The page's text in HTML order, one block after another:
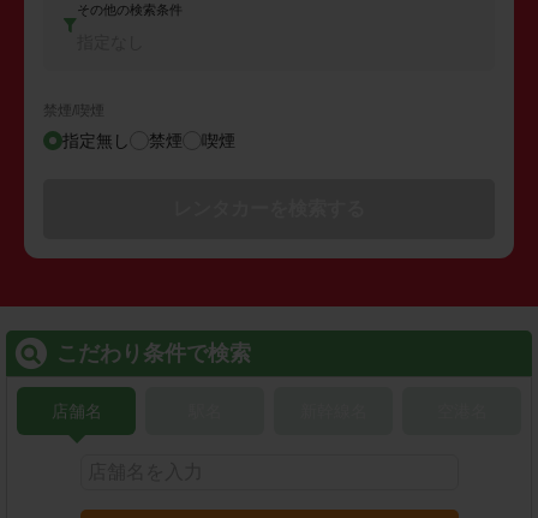
その他の検索条件
禁煙/喫煙
指定無し 禁煙 喫煙
こだわり条件で検索
店舗名